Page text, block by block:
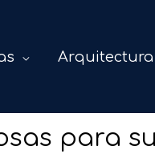
Arquitectura
para